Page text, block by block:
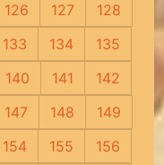
126 127
128
133 134
135
140 141
142
147 148
149
154 155
156